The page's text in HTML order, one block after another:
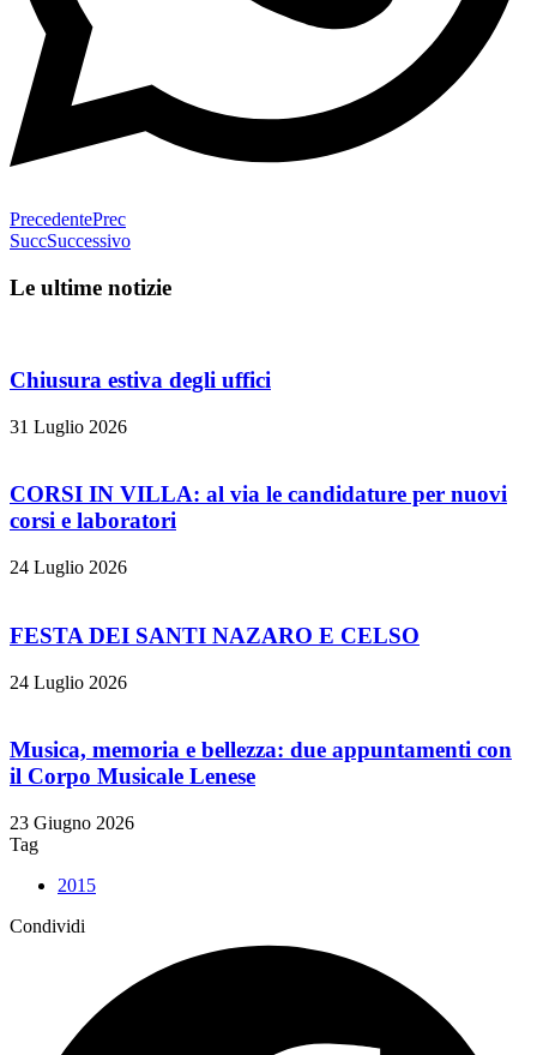
PrecedentePrec
SuccSuccessivo
Le ultime notizie
Chiusura estiva degli uffici
31 Luglio 2026
CORSI IN VILLA: al via le candidature per nuovi
corsi e laboratori
24 Luglio 2026
FESTA DEI SANTI NAZARO E CELSO
24 Luglio 2026
Musica, memoria e bellezza: due appuntamenti con
il Corpo Musicale Lenese
23 Giugno 2026
Tag
2015
Condividi